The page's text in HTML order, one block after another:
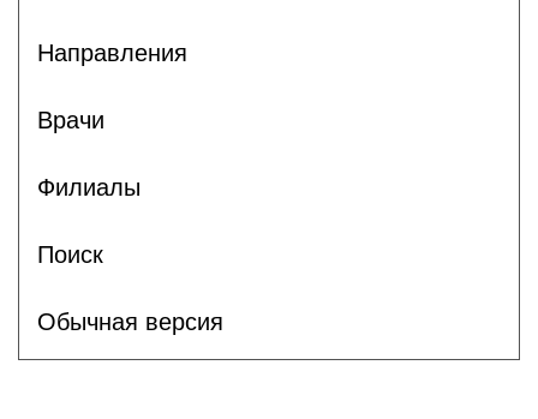
Направления
Врачи
Филиалы
Поиск
Обычная версия